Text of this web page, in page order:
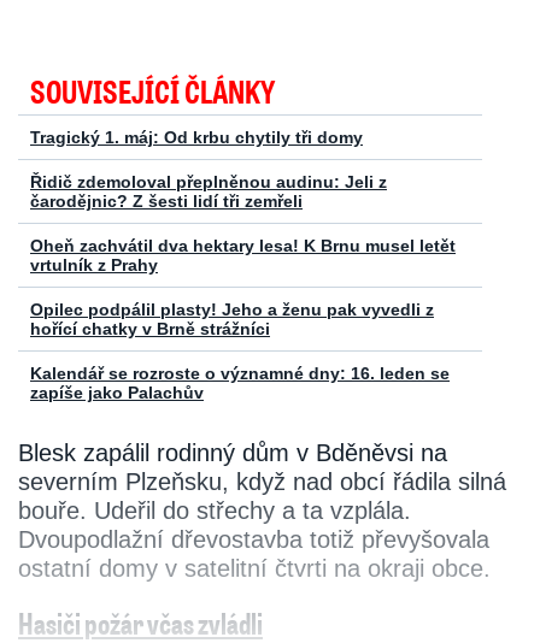
SOUVISEJÍCÍ ČLÁNKY
Tragický 1. máj: Od krbu chytily tři domy
Řidič zdemoloval přeplněnou audinu: Jeli z
čarodějnic? Z šesti lidí tři zemřeli
Oheň zachvátil dva hektary lesa! K Brnu musel letět
vrtulník z Prahy
Opilec podpálil plasty! Jeho a ženu pak vyvedli z
hořící chatky v Brně strážníci
Kalendář se rozroste o významné dny: 16. leden se
zapíše jako Palachův
Blesk zapálil rodinný dům v Bděněvsi na
severním Plzeňsku, když nad obcí řádila silná
bouře. Udeřil do střechy a ta vzplála.
Dvoupodlažní dřevostavba totiž převyšovala
ostatní domy v satelitní čtvrti na okraji obce.
Hasiči požár včas zvládli